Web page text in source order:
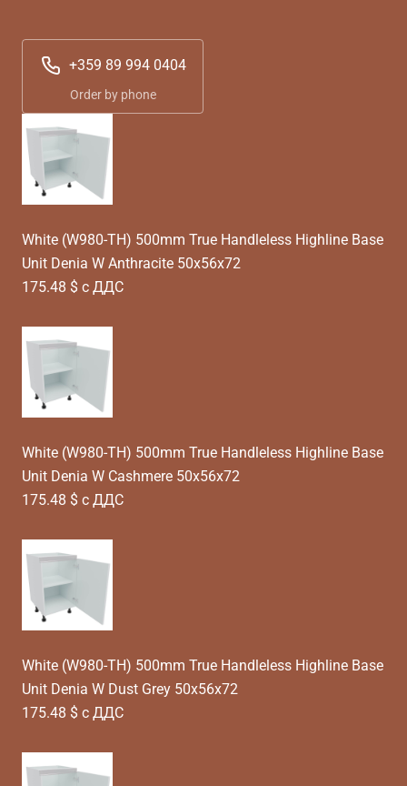
+359 89 994 0404
Order by phone
White (W980-TH) 500mm True Handleless Highline Base
Unit Denia W Anthracite 50x56x72
175.48 $ с ДДС
White (W980-TH) 500mm True Handleless Highline Base
Unit Denia W Cashmere 50x56x72
175.48 $ с ДДС
White (W980-TH) 500mm True Handleless Highline Base
Unit Denia W Dust Grey 50x56x72
175.48 $ с ДДС